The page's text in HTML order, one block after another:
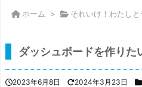
ホーム > それいけ！わたし
ダッシュボードを作りた
2023年6月8日 2024年3月23日